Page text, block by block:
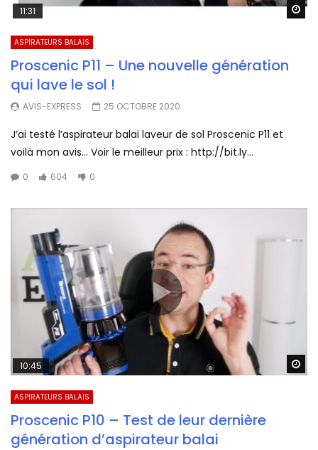
11:31
ASPIRATEURS BALAIS
Proscenic P11 – Une nouvelle génération
qui lave le sol !
AVIS-EXPRESS 25 OCTOBRE 2020
J’ai testé l’aspirateur balai laveur de sol Proscenic P11 et
voilà mon avis… Voir le meilleur prix : http://bit.ly...
0 604 0
10:45
ASPIRATEURS BALAIS
Proscenic P10 – Test de leur dernière
génération d’aspirateur balai